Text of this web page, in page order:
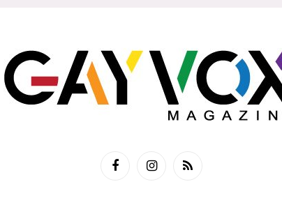
FacebookInstagramRSS